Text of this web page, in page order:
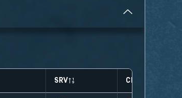
SRV CLUTCHES